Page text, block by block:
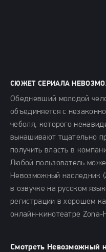
СЮЖЕТ СЕРИАЛА
Обедневший молодой
объединяется с
чеболя, которого
вынашивают тщательно
получить власть в
Любой пользователь
Невозможный наследник
в озвучке на русском
регистрации в хорошем
онлайн-кинотеатре Zona-
Смотреть Невозможный